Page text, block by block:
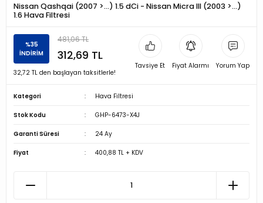
Nissan Qashqai (2007 >…) 1.5 dCi - Nissan Micra III (2003 >…)
1.6 Hava Filtresi
%35
İNDİRİM
481,06 TL
312,69 TL
32,72 TL den başlayan taksitlerle!
Tavsiye Et Fiyat Alarmı Yorum Yap
Kategori Hava Filtresi
Stok Kodu GHP-6473-X4J
Garanti Süresi 24 Ay
Fiyat 400,88 TL + KDV